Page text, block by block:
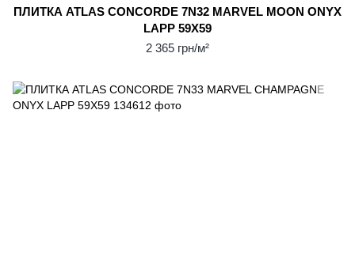
ПЛИТКА ATLAS CONCORDE 7N32 MARVEL MOON ONYX
LAPP 59Х59
2 365 грн/м²